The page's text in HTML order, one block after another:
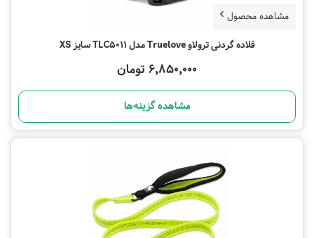
مشاهده محصول
قلاده گردنی ترولاو Truelove مدل TLC5011 سایز XS
6,850,000 تومان
مشاهده گزینه‌ها